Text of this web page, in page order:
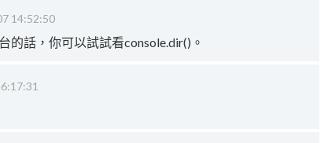
14:52:50
的話，你可以試試看console.dir()。